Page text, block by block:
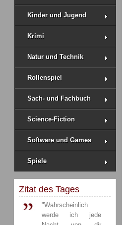
Kinder und Jugend
Krimi
Natur und Technik
Rollenspiel
Sach- und Fachbuch
Science-Fiction
Software und Games
Spiele
Zitat des Tages
"Wahrscheinlich
werde ich jede